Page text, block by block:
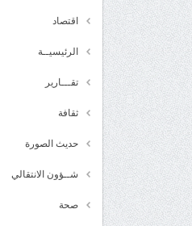
اقتصاد
الرئيسيــة
تقـــارير
ثقافة
حديث الصورة
شــؤون الانتقالي
صحة